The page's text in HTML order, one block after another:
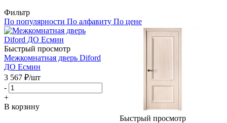
Фильтр
По популярности По алфавиту По цене
Быстрый просмотр
Межкомнатная дверь Diford
ДО Есмин
3 567 ₽/шт
-
+
В корзину
Быстрый просмотр